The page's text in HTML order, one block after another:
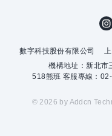
數字科技股份有限公司
機構地址：新北市
518熊班 客服專線：
© 2026 by Addcn